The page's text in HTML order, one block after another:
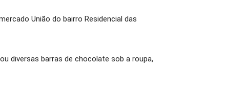
União do bairro Residencial das
diversas barras de chocolate sob a roupa,